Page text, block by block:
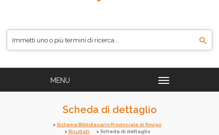
Scheda di dettaglio
Sistema Bibliotecario Provinciale di Rovigo
Risultati
Scheda di dettaglio